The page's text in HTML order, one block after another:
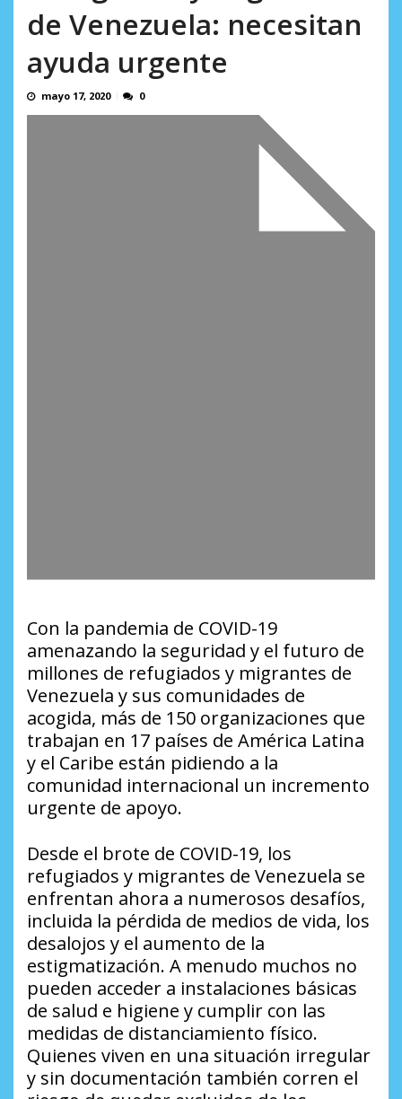
de Venezuela: necesitan
ayuda urgente
mayo 17, 2020 0
Con la pandemia de COVID-19
amenazando la seguridad y el futuro de
millones de refugiados y migrantes de
Venezuela y sus comunidades de
acogida, más de 150 organizaciones que
trabajan en 17 países de América Latina
y el Caribe están pidiendo a la
comunidad internacional un incremento
urgente de apoyo.
Desde el brote de COVID-19, los
refugiados y migrantes de Venezuela se
enfrentan ahora a numerosos desafíos,
incluida la pérdida de medios de vida, los
desalojos y el aumento de la
estigmatización. A menudo muchos no
pueden acceder a instalaciones básicas
de salud e higiene y cumplir con las
medidas de distanciamiento físico.
Quienes viven en una situación irregular
y sin documentación también corren el